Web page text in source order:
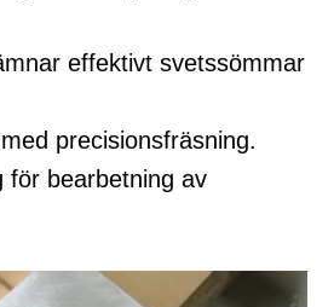
effektivt svetssömmar
precisionsfräsning.
för bearbetning av